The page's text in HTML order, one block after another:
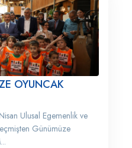
OYUNCAK
Ulusal Egemenlik ve
Günümüze